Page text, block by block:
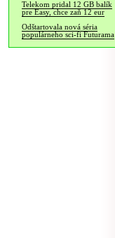
Telekom pridal 12 GB balík
pre Easy, chce zaň 12 eur
Odštartovala nová séria
populárneho sci-fi Futurama